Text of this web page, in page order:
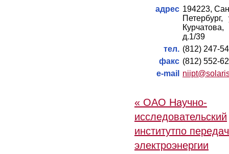
адрес 194223,
Петербург,
Курчатова,
д.1/39
тел. (812) 247-
факс (812) 552-
e-mail
« ОАО Научно-
исследовательский
институтпо
электроэнергии